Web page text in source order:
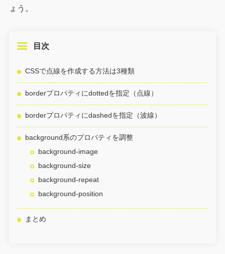
ょう。
目次
CSSで点線を作成する方法は3種類
borderプロパティにdottedを指定（点線）
borderプロパティにdashedを指定（波線）
background系のプロパティを調整
background-image
background-size
background-repeat
background-position
まとめ